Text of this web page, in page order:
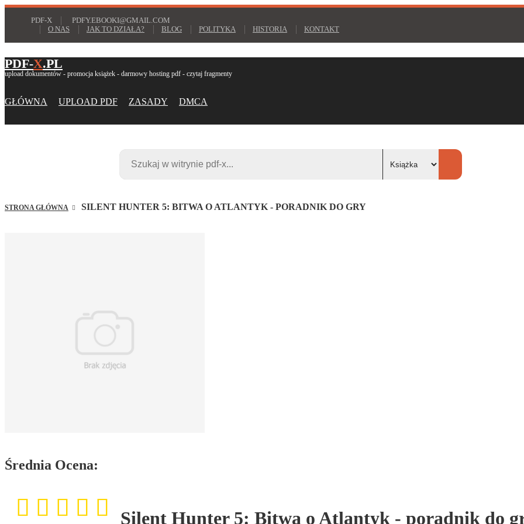
PDF-X
PDFY.EBOOKI@GMAIL.COM
O NAS
JAK TO DZIAŁA? BLOG POLITYKA HISTORIA KONTAKT
PDF-X.PL
upload dokumentów - promocja książek - darmowy hosting pdf - czytaj fragmenty
GŁÓWNA UPLOAD PDF ZASADY DMCA
STRONA GŁÓWNA SILENT HUNTER 5: BITWA O ATLANTYK - PORADNIK DO GRY
Średnia Ocena:
Silent Hunter 5: Bitwa o Atlantyk - poradnik do